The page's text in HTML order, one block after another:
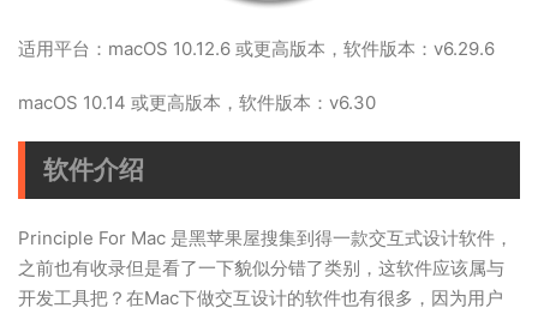
适用平台：macOS 10.12.6 或更高版本，软件版本：v6.29.6
macOS 10.14 或更高版本，软件版本：v6.30
软件介绍
Principle For Mac 是黑苹果屋搜集到得一款交互式设计软件，
之前也有收录但是看了一下貌似分错了类别，这软件应该属与
开发工具把？在Mac下做交互设计的软件也有很多，因为用户